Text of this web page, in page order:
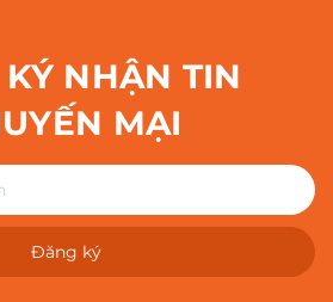
NHẬN TIN
MẠI
Đăng ký